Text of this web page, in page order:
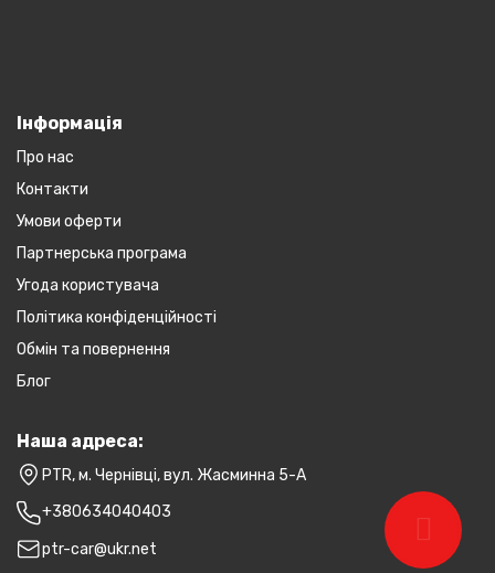
Інформація
Про нас
Контакти
Умови оферти
Партнерська програма
Угода користувача
Політика конфіденційності
Обмін та повернення
Блог
Наша адреса:
PTR, м. Чернівці, вул. Жасминна 5-А
+380634040403
ptr-car@ukr.net